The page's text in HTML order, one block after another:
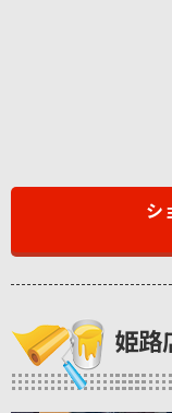
シ
姫路